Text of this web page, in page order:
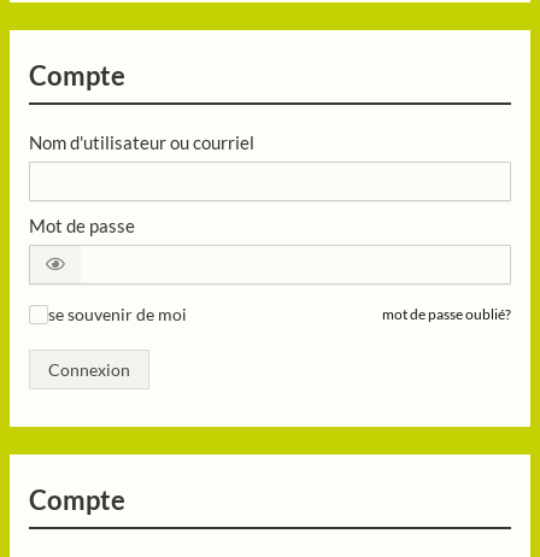
Compte
Nom d'utilisateur ou courriel
Mot de passe
se souvenir de moi mot de passe oublié?
Connexion
Compte